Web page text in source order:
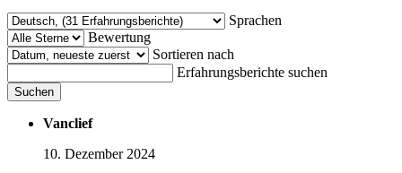
Sprachen
Bewertung
Sortieren nach
Erfahrungsberichte suchen
Suchen
Vanclief
10. Dezember 2024